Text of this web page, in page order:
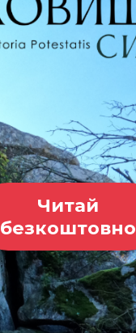
Читай
безкоштовно